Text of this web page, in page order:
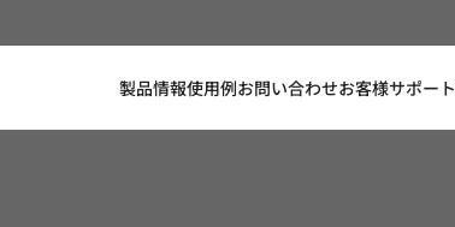
製品情報使用例お問い合わせお客様サポート